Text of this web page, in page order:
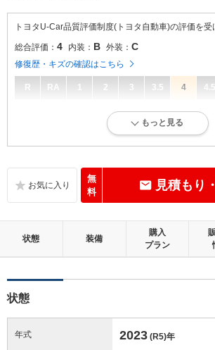
トヨタU-Car品質評価制度(トヨタ自動車)の評価を受
総合評価： 4 内装： B 外装： C
修復歴・キズの確認はこちら
R RA 1 2 3 3.5 4 4.5
キズ、へこみが少なく、全体的に良好な状態です。
いたみ、汚れなどは少なく、全体的に良好な状態で
この中古車の「車
もっと見る
無
料
見積もり
状態 装備
購入
プラン
状態
年式 2023 (R5)年